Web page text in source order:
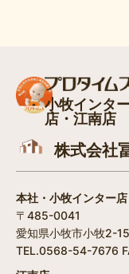
小牧インタ
店・江南店
株式会社
本社・小牧インター店
〒485-0041
愛知県小牧市小牧2-15
TEL.0568-54-7676